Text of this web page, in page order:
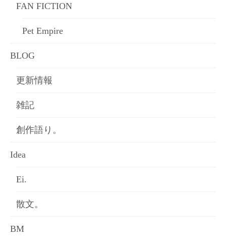
FAN FICTION
Pet Empire
BLOG
更新情報
雑記
創作語り。
Idea
Ei.
散文。
BM